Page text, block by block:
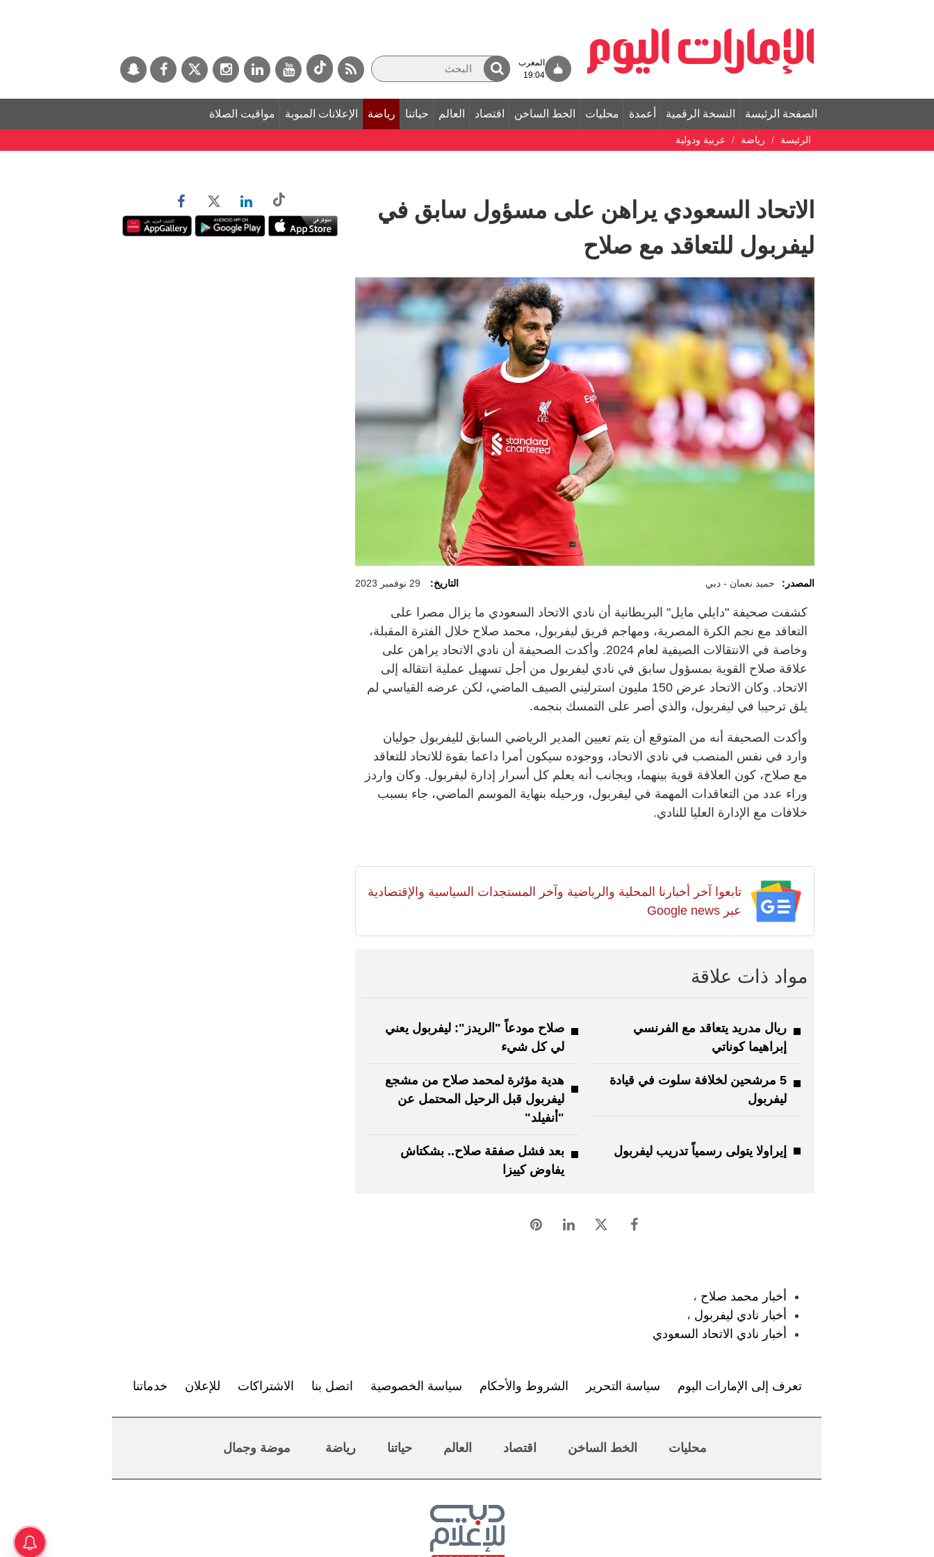
المغرب
19:04
الصفحة الرئيسة النسخة الرقمية أعمدة محليات الخط الساخن اقتصاد العالم حياتنا رياضة الإعلانات المبوبة مواقيت الصلاة
الرئيسة رياضة عربية ودولية
الاتحاد السعودي يراهن على مسؤول سابق في
ليفربول للتعاقد مع صلاح
المصدر: حميد نعمان - دبي التاريخ: 29 نوفمبر 2023
كشفت صحيفة "دايلي مايل" البريطانية أن نادي الاتحاد السعودي ما يزال مصرا على
التعاقد مع نجم الكرة المصرية، ومهاجم فريق ليفربول، محمد صلاح خلال الفترة المقبلة،
وخاصة في الانتقالات الصيفية لعام 2024. وأكدت الصحيفة أن نادي الاتحاد يراهن على
علاقة صلاح القوية بمسؤول سابق في نادي ليفربول من أجل تسهيل عملية انتقاله إلى
الاتحاد. وكان الاتحاد عرض 150 مليون استرليني الصيف الماضي، لكن عرضه القياسي لم
يلق ترحيبا في ليفربول، والذي أصر على التمسك بنجمه.
وأكدت الصحيفة أنه من المتوقع أن يتم تعيين المدير الرياضي السابق لليفربول جوليان
وارد في نفس المنصب في نادي الاتحاد، ووجوده سيكون أمرا داعما بقوة للاتحاد للتعاقد
مع صلاح، كون العلاقة قوية بينهما، وبجانب أنه يعلم كل أسرار إدارة ليفربول. وكان واردز
وراء عدد من التعاقدات المهمة في ليفربول، ورحيله بنهاية الموسم الماضي، جاء بسبب
خلافات مع الإدارة العليا للنادي.
تابعوا آخر أخبارنا المحلية والرياضية وآخر المستجدات السياسية والإقتصادية
عبر Google news
مواد ذات علاقة
ريال مدريد يتعاقد مع الفرنسي
إبراهيما كوناتي
صلاح مودعاً "الريدز": ليفربول يعني
لي كل شيء
5 مرشحين لخلافة سلوت في قيادة
ليفربول
هدية مؤثرة لمحمد صلاح من مشجع
ليفربول قبل الرحيل المحتمل عن
"أنفيلد"
إيراولا يتولى رسمياً تدريب ليفربول
بعد فشل صفقة صلاح.. بشكتاش
يفاوض كييزا
أخبار محمد صلاح ،
أخبار نادي ليفربول ،
أخبار نادي الاتحاد السعودي
تعرف إلى الإمارات اليوم سياسة التحرير الشروط والأحكام سياسة الخصوصية اتصل بنا الاشتراكات للإعلان خدماتنا
محليات الخط الساخن اقتصاد العالم حياتنا رياضة موضة وجمال